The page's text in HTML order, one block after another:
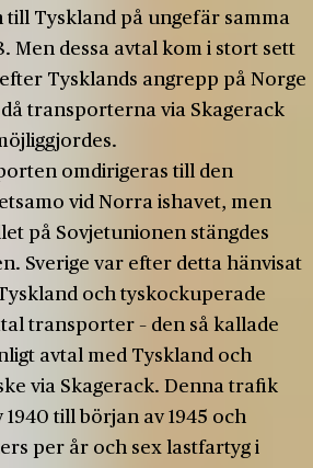
Tyskland på ungefär samma
Men dessa avtal kom i stort sett
Tysklands angrepp på Norge
transporterna via Skagerack
omdirigeras till den
vid Norra ishavet, men
på Sovjetunionen stängdes
Sverige var efter detta hänvisat
och tyskockuperade
transporter – den så kallade
avtal med Tyskland och
via Skagerack. Denna trafik
till början av 1945 och
per år och sex lastfartyg i